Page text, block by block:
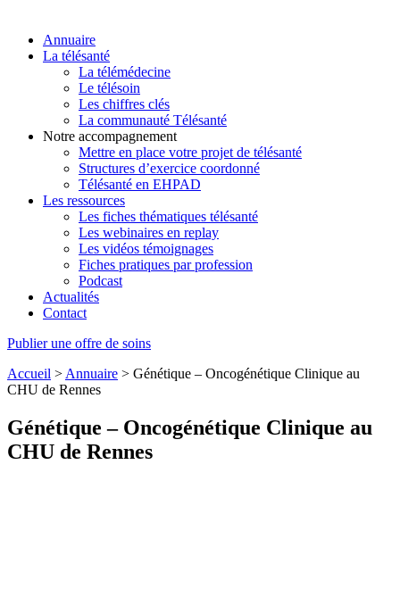
Annuaire
La télésanté
La télémédecine
Le télésoin
Les chiffres clés
La communauté Télésanté
Notre accompagnement
Mettre en place votre projet de télésanté
Structures d’exercice coordonné
Télésanté en EHPAD
Les ressources
Les fiches thématiques télésanté
Les webinaires en replay
Les vidéos témoignages
Fiches pratiques par profession
Podcast
Actualités
Contact
Publier une offre de soins
Accueil > Annuaire > Génétique – Oncogénétique Clinique au
CHU de Rennes
Génétique – Oncogénétique Clinique au
CHU de Rennes